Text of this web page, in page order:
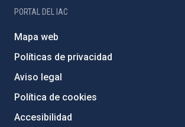
PORTAL DEL IAC
Mapa web
Políticas de privacidad
Aviso legal
Política de cookies
Accesibilidad